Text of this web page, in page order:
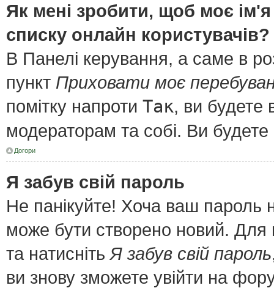
Як мені зробити, щоб моє
списку онлайн користувачів?
В Панелі керування, а саме в
пункт Приховати моє
помітку напроти Так, ви будете
модераторам та собі. Ви
Догори
Я забув свій пароль
Не панікуйте! Хоча ваш пароль
може бути створено новий. Для
та натисніть Я забув свій пароль
ви знову зможете увійти на